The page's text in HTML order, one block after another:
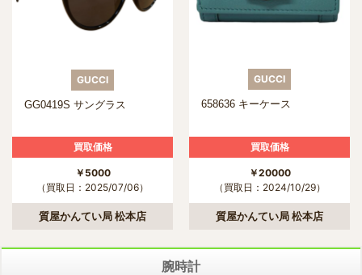
GUCCI
GG0419S サングラス
買取価格
￥5000
（買取日：2025/07/06）
質屋かんてい局 松本店
GUCCI
658636 キーケース
買取価格
￥20000
（買取日：2024/10/29）
質屋かんてい局 松本店
腕時計